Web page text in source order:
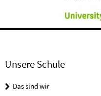
Unsere Schule
Das sind wir